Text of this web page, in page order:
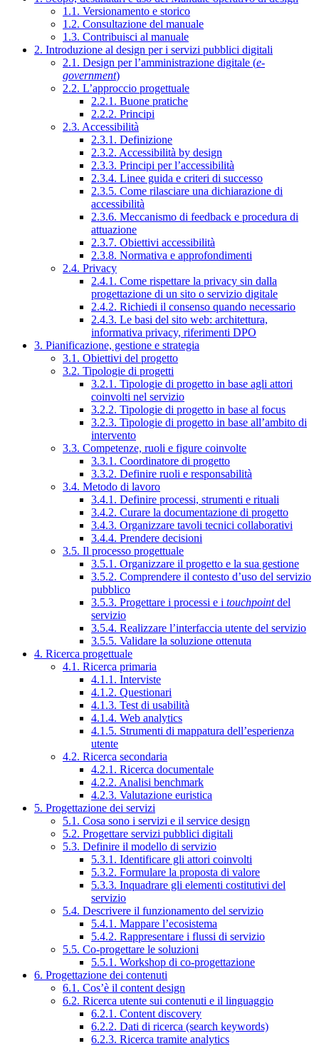
1.1. Versionamento e storico
1.2. Consultazione del manuale
1.3. Contribuisci al manuale
2. Introduzione al design per i servizi pubblici digitali
2.1. Design per l’amministrazione digitale (e-
government)
2.2. L’approccio progettuale
2.2.1. Buone pratiche
2.2.2. Principi
2.3. Accessibilità
2.3.1. Definizione
2.3.2. Accessibilità by design
2.3.3. Principi per l’accessibilità
2.3.4. Linee guida e criteri di successo
2.3.5. Come rilasciare una dichiarazione di
accessibilità
2.3.6. Meccanismo di feedback e procedura di
attuazione
2.3.7. Obiettivi accessibilità
2.3.8. Normativa e approfondimenti
2.4. Privacy
2.4.1. Come rispettare la privacy sin dalla
progettazione di un sito o servizio digitale
2.4.2. Richiedi il consenso quando necessario
2.4.3. Le basi del sito web: architettura,
informativa privacy, riferimenti DPO
3. Pianificazione, gestione e strategia
3.1. Obiettivi del progetto
3.2. Tipologie di progetti
3.2.1. Tipologie di progetto in base agli attori
coinvolti nel servizio
3.2.2. Tipologie di progetto in base al focus
3.2.3. Tipologie di progetto in base all’ambito di
intervento
3.3. Competenze, ruoli e figure coinvolte
3.3.1. Coordinatore di progetto
3.3.2. Definire ruoli e responsabilità
3.4. Metodo di lavoro
3.4.1. Definire processi, strumenti e rituali
3.4.2. Curare la documentazione di progetto
3.4.3. Organizzare tavoli tecnici collaborativi
3.4.4. Prendere decisioni
3.5. Il processo progettuale
3.5.1. Organizzare il progetto e la sua gestione
3.5.2. Comprendere il contesto d’uso del servizio
pubblico
3.5.3. Progettare i processi e i touchpointdel
servizio
3.5.4. Realizzare l’interfaccia utente del servizio
3.5.5. Validare la soluzione ottenuta
4. Ricerca progettuale
4.1. Ricerca primaria
4.1.1. Interviste
4.1.2. Questionari
4.1.3. Test di usabilità
4.1.4. Web analytics
4.1.5. Strumenti di mappatura dell’esperienza
utente
4.2. Ricerca secondaria
4.2.1. Ricerca documentale
4.2.2. Analisi benchmark
4.2.3. Valutazione euristica
5. Progettazione dei servizi
5.1. Cosa sono i servizi e il service design
5.2. Progettare servizi pubblici digitali
5.3. Definire il modello di servizio
5.3.1. Identificare gli attori coinvolti
5.3.2. Formulare la proposta di valore
5.3.3. Inquadrare gli elementi costitutivi del
servizio
5.4. Descrivere il funzionamento del servizio
5.4.1. Mappare l’ecosistema
5.4.2. Rappresentare i flussi di servizio
5.5. Co-progettare le soluzioni
5.5.1. Workshop di co-progettazione
6. Progettazione dei contenuti
6.1. Cos’è il content design
6.2. Ricerca utente sui contenuti e il linguaggio
6.2.1. Content discovery
6.2.2. Dati di ricerca (search keywords)
6.2.3. Ricerca tramite analytics